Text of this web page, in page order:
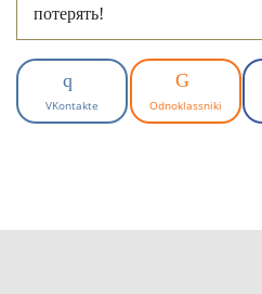
потерять!
VKontakte Odnoklassniki